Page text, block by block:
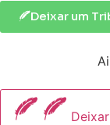
Deixar um